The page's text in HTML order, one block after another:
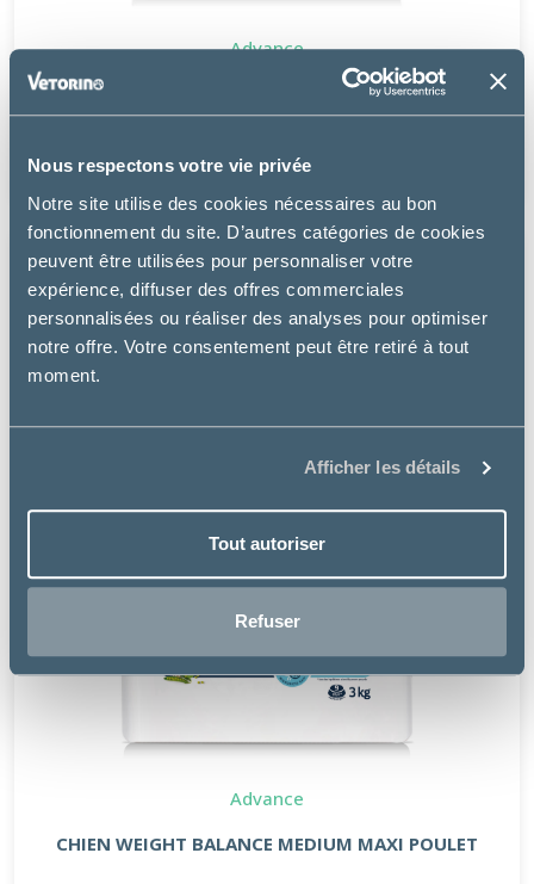
Nous respectons votre vie privée
Notre site utilise des cookies nécessaires au bon
fonctionnement du site. D’autres catégories de cookies
peuvent être utilisées pour personnaliser votre
expérience, diffuser des offres commerciales
personnalisées ou réaliser des analyses pour optimiser
notre offre. Votre consentement peut être retiré à tout
moment.
Afficher les détails
Tout autoriser
Refuser
Advance
CHIEN ARTICULAR SENIOR +7 POULET
27.49€
Advance
CHIEN WEIGHT BALANCE MEDIUM MAXI POULET